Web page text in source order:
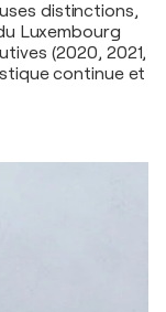
distinctions,
Luxembourg
(2020, 2021,
continue et